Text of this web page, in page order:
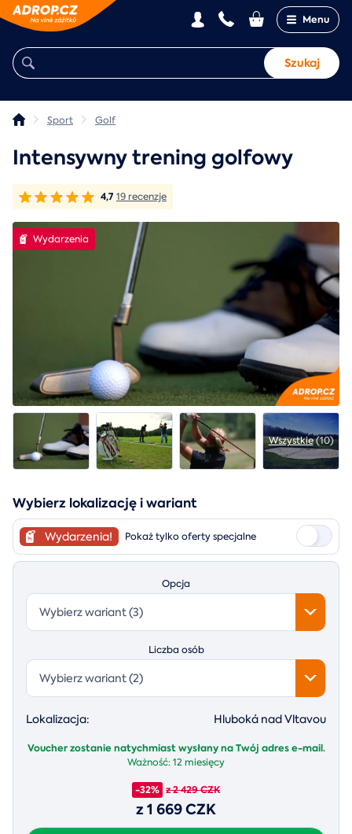
Menu
Szukaj
Sport Golf
Intensywny trening golfowy
4,7 19 recenzje
Wydarzenia
Wszystkie(10)
Wybierz lokalizację i wariant
Wydarzenia! Pokaż tylko oferty specjalne
Opcja
Wybierz wariant (3)
Liczba osób
Wybierz wariant (2)
Lokalizacja: Hluboká nad Vltavou
Voucher zostanie natychmiast wysłany na Twój adres e-mail.
Ważność:12 miesięcy
-32% z 2 429 CZK
z 1 669 CZK